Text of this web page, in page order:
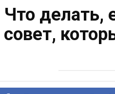
Что делать,
совет,